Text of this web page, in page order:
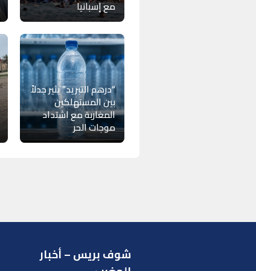
مع إسبانيا
“درهم التبريد” يثير جدلاً
بين المستهلكين
المغاربة مع اشتداد
موجات الحر
شوف بريس – أخبار